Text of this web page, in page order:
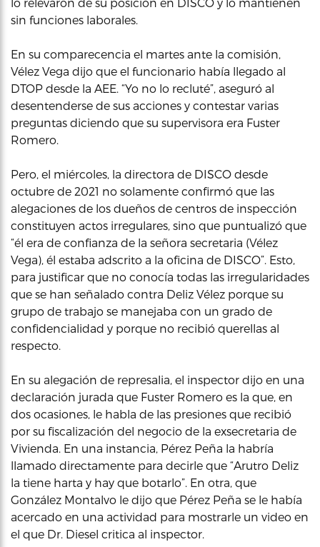
sin funciones laborales.
En su comparecencia el martes ante la comisión,
Vélez Vega dijo que el funcionario había llegado al
DTOP desde la AEE. “Yo no lo recluté”, aseguró al
desentenderse de sus acciones y contestar varias
preguntas diciendo que su supervisora era Fuster
Romero.
Pero, el miércoles, la directora de DISCO desde
octubre de 2021 no solamente confirmó que las
alegaciones de los dueños de centros de inspección
constituyen actos irregulares, sino que puntualizó que
“él era de confianza de la señora secretaria (Vélez
Vega), él estaba adscrito a la oficina de DISCO”. Esto,
para justificar que no conocía todas las irregularidades
que se han señalado contra Deliz Vélez porque su
grupo de trabajo se manejaba con un grado de
confidencialidad y porque no recibió querellas al
respecto.
En su alegación de represalia, el inspector dijo en una
declaración jurada que Fuster Romero es la que, en
dos ocasiones, le habla de las presiones que recibió
por su fiscalización del negocio de la exsecretaria de
Vivienda. En una instancia, Pérez Peña la habría
llamado directamente para decirle que “Arutro Deliz
la tiene harta y hay que botarlo”. En otra, que
González Montalvo le dijo que Pérez Peña se le había
acercado en una actividad para mostrarle un video en
el que Dr. Diesel critica al inspector.